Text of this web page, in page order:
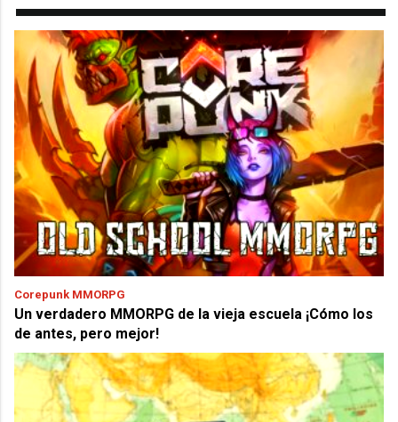
Corepunk MMORPG
Un verdadero MMORPG de la vieja escuela ¡Cómo los
de antes, pero mejor!